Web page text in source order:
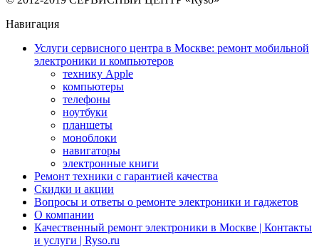
Навигация
Услуги сервисного центра в Москве: ремонт мобильной
электроники и компьютеров
технику Apple
компьютеры
телефоны
ноутбуки
планшеты
моноблоки
навигаторы
электронные книги
Ремонт техники с гарантией качества
Скидки и акции
Вопросы и ответы о ремонте электроники и гаджетов
О компании
Качественный ремонт электроники в Москве | Контакты
и услуги | Ryso.ru